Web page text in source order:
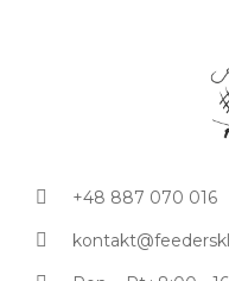
+48 887 070 016